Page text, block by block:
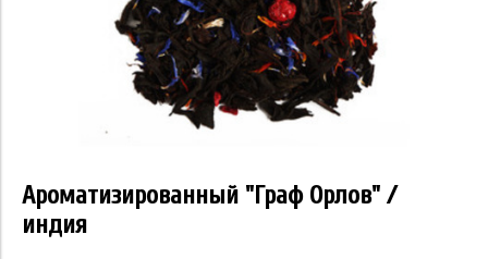
Ароматизированный "Граф Орлов" /
индия